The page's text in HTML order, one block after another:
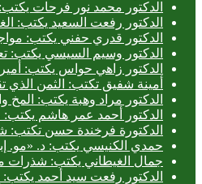
الدكتور محمد نور فرحات
الدكتور رفعت السعيد يكتب:
الدكتور قدري حفني يكتب:
الدكتور وسيم السيسي يكتب:
الدكتور زاهي حواس يكتب:
أمينة شفيق تكتب: الثمن الذي
الدكتور مراد وهبة يكتب: المخ
الدكتور أحمد عمر هاشم يكتب:
الدكتورة فرخندة حسن تكتب:
حمدي الكنيسي يكتب: د. «مو.
جمال الغيطاني يكتب: شذرات
الدكتور رفعت سيد أحمد